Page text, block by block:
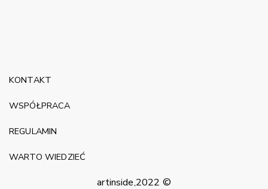
artinside,2022 ©
KONTAKT
WSPÓŁPRACA
REGULAMIN
WARTO WIEDZIEĆ